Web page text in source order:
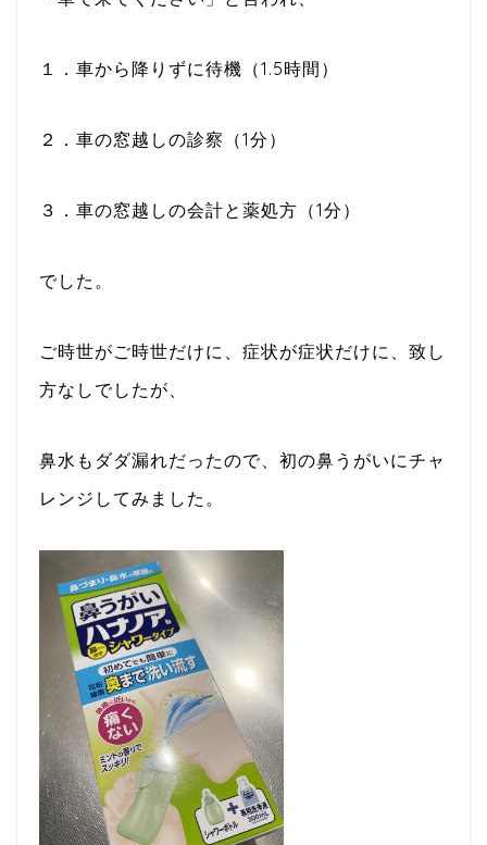
１．車から降りずに待機（1.5時間）
２．車の窓越しの診察（1分）
３．車の窓越しの会計と薬処方（1分）
でした。
ご時世がご時世だけに、症状が症状だけに、致し
方なしでしたが、
鼻水もダダ漏れだったので、初の鼻うがいにチャ
レンジしてみました。